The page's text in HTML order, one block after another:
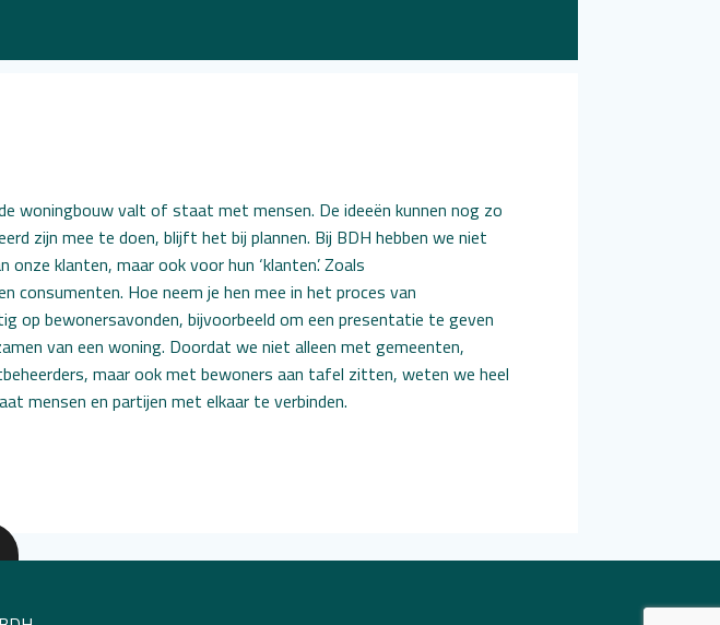
woningbouw valt of staat met mensen. De ideeën kunnen nog zo
zijn mee te doen, blijft het bij plannen. Bij BDH hebben we niet
klanten, maar ook voor hun ‘klanten’. Zoals
consumenten. Hoe neem je hen mee in het proces van
op bewonersavonden, bijvoorbeeld om een presentatie te geven
van een woning. Doordat we niet alleen met gemeenten,
maar ook met bewoners aan tafel zitten, weten we heel
mensen en partijen met elkaar te verbinden.